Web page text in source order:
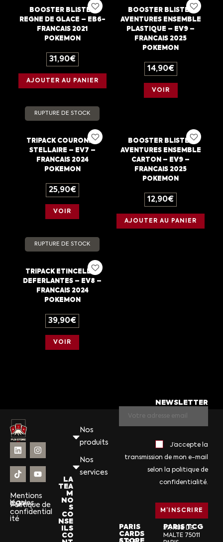
BOOSTER BLISTER
REGNE DE GLACE – EB6-
FRANCAIS 2021
POKEMON
31,90€
AJOUTER AU PANIER
BOOSTER BLISTER
AVENTURES ENSEMBLE
PLASTIQUE – EV9 –
FRANCAIS 2025
POKEMON
14,90€
VOIR
RUPTURE DE STOCK
TRIPACK COURONNE
STELLAIRE – EV7 –
FRANCAIS 2024
POKEMON
25,90€
VOIR
BOOSTER BLISTER
AVENTURES ENSEMBLE
CARTON – EV9 –
FRANCAIS 2025
POKEMON
12,90€
AJOUTER AU PANIER
RUPTURE DE STOCK
TRIPACK ETINCELLES
DEFERLANTES – EV8 –
FRANCAIS 2024
POKEMON
39,90€
VOIR
Mentions
légales
CGV
Politique de
confidential
ité
Nos
produits
Nos
services
LA
TEA
M
NO
S
CO
NSE
ILS
CO
NEWSLETTER
J’accepte la
transmission de mon e-mail
selon la politique de
confidentialité.
PARIS
CARDS
PARIS TCG
57, RUE DE
MALTE 75011